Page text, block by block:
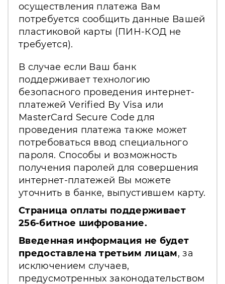
осуществления платежа Вам
потребуется сообщить данные Вашей
пластиковой карты (ПИН-КОД не
требуется).
В случае если Ваш банк
поддерживает технологию
безопасного проведения интернет-
платежей Verified By Visa или
MasterCard Secure Code для
проведения платежа также может
потребоваться ввод специального
пароля. Способы и возможность
получения паролей для совершения
интернет-платежей Вы можете
уточнить в банке, выпустившем карту.
Страница оплаты поддерживает
256-битное шифрование.
Введенная информация не будет
предоставлена третьим лицам, за
исключением случаев,
предусмотренных законодательством